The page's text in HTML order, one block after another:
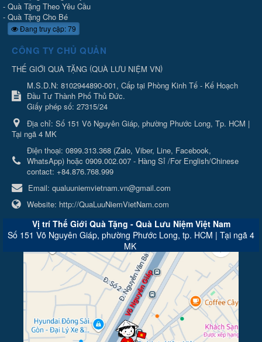
- Quà Tặng Theo Yêu Cầu
- Quà Tặng Cho Bé
Đang truy cập: 79
CÔNG TY CHỦ QUẢN
THẾ GIỚI QUÀ TẶNG (QUÀ LƯU NIỆM VN)
M.S.D.N: 8102944890-001, Cấp tại Phòng Kinh Tế - Kế Hoạch
Đầu Tư Thành Phố Thủ Đức.
Giấy phép số: 27315/24
Địa chỉ: Số 151 Võ Nguyên Giáp, phường Phước Long, Tp. HCM |
Tại ngã 4 MK
Điện thoại: 0899.313.368 (Zalo, Viber, Line, Facebook,
WhatsApp) hoặc 0909.002.007 - Hàng Sỉ /For English/Chinese
contact: +84.876.768.999
Email: qualuuniemvietnam.vn@gmail.com
Website: http://QuaLuuNiemVietNam.com
Vị trí Thế Giới Quà Tặng - Quà Lưu Niệm Việt Nam
Số 151 Võ Nguyên Giáp, phường Phước Long, tp. HCM | Tại ngã 4
MK